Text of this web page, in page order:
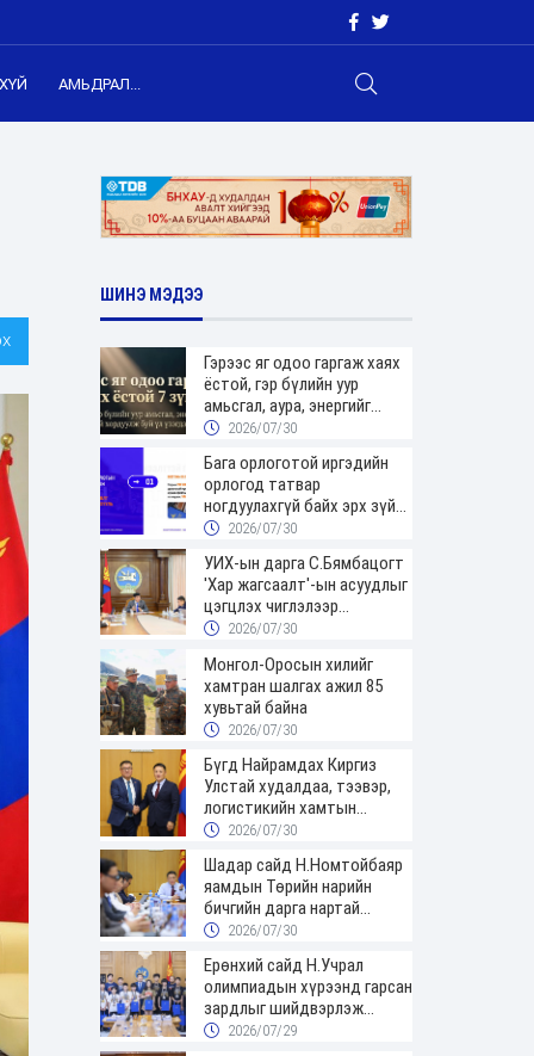
АМЬДРАЛ...
ШИНЭ МЭДЭЭ
Гэрээс яг одоо гаргаж хаях
ёстой, гэр бүлийн уур
амьсгал, аура, энергийг
хордуулдаг 7 зүйл
2026/07/30
Бага орлоготой иргэдийн
орлогод татвар
ногдуулахгүй байх эрх зүйн
орчныг бүрдүүллээ
2026/07/30
УИХ-ын дарга С.Бямбацогт
'Хар жагсаалт'-ын асуудлыг
цэгцлэх чиглэлээр
Монголбанкны удирдлагад
үүрэг өглөө
2026/07/30
Монгол-Оросын хилийг
хамтран шалгах ажил 85
хувьтай байна
2026/07/30
Бүгд Найрамдах Киргиз
Улстай худалдаа, тээвэр,
логистикийн хамтын
ажиллагааг өргөжүүлнэ
2026/07/30
Шадар сайд Н.Номтойбаяр
яамдын Төрийн нарийн
бичгийн дарга нартай
шуурхай хуралдлаа
2026/07/30
Ерөнхий сайд Н.Учрал
олимпиадын хүрээнд гарсан
зардлыг шийдвэрлэж
өгөхөөр болов
2026/07/29